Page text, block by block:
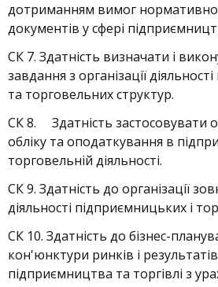
дотриманням вимог
документів у сфері
СК 7. Здатність визначати і
завдання з організації
та торговельних структур.
СК 8. Здатність
обліку та оподаткування в
торговельній діяльності.
СК 9. Здатність до організації
діяльності підприємницьких і
СК 10. Здатність до бізнес-
кон'юнктури ринків і результатів
підприємництва та торгівлі з